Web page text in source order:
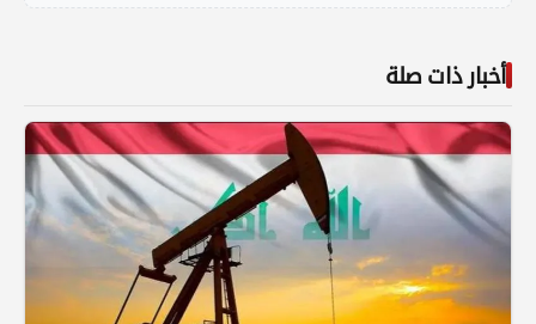
أخبار ذات صلة